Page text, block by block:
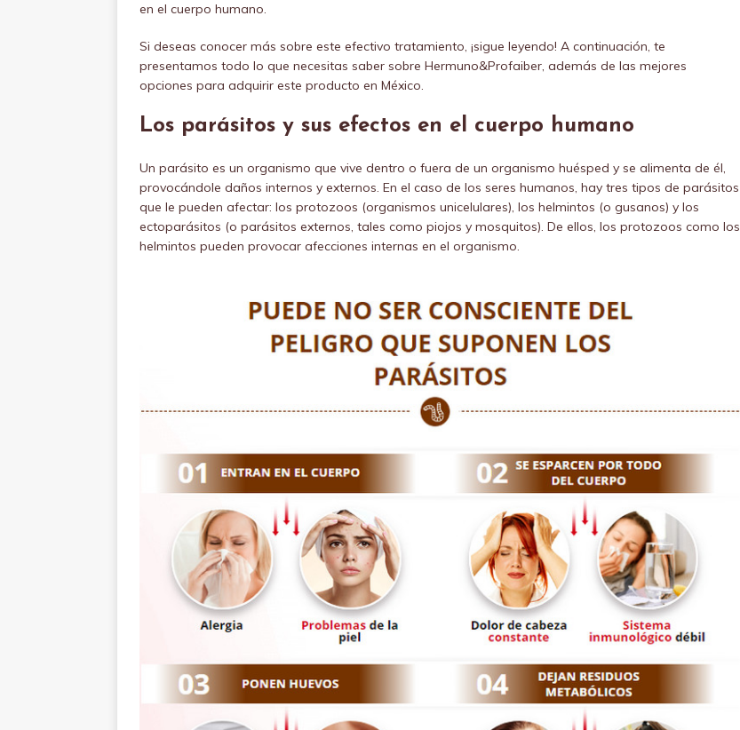
en el cuerpo humano.
Si deseas conocer más sobre este efectivo tratamiento, ¡sigue leyendo! A continuación, te
presentamos todo lo que necesitas saber sobre Hermuno&Profaiber, además de las mejores
opciones para adquirir este producto en México.
Los parásitos y sus efectos en el cuerpo humano
Un parásito es un organismo que vive dentro o fuera de un organismo huésped y se alimenta de él,
provocándole daños internos y externos. En el caso de los seres humanos, hay tres tipos de parásitos
que le pueden afectar: los protozoos (organismos unicelulares), los helmintos (o gusanos) y los
ectoparásitos (o parásitos externos, tales como piojos y mosquitos). De ellos, los protozoos como los
helmintos pueden provocar afecciones internas en el organismo.